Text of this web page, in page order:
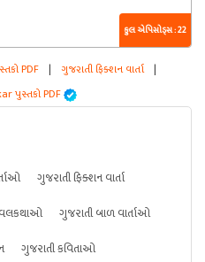
કુલ એપિસોડ્સ : 22
PDF | ગુજરાતી ફિક્શન વાર્તા |
પુસ્તકો PDF
ગુજરાતી ફિક્શન વાર્તા
ગુજરાતી બાળ વાર્તાઓ
ગુજરાતી કવિતાઓ